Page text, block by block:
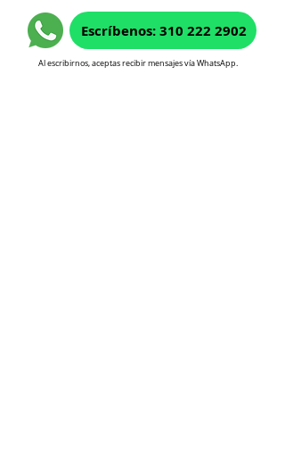
Escríbenos: 310 222 2902
Al escribirnos, aceptas recibir mensajes vía WhatsApp.